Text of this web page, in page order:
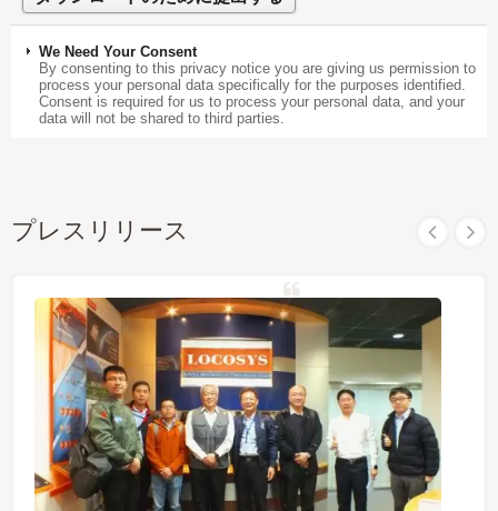
We Need Your Consent
By consenting to this privacy notice you are giving us permission to
process your personal data specifically for the purposes identified.
Consent is required for us to process your personal data, and your
data will not be shared to third parties.
プレスリリース